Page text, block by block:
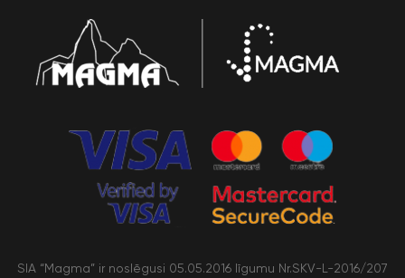
SIA “Magma” ir noslēgusi 05.05.2016 līgumu Nr.SKV-L-2016/207